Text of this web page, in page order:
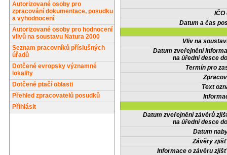
Autorizované osoby pro
zpracování dokumentace, posudku
a vyhodnocení
Autorizované osoby pro hodnocení
vlivů na soustavu Natura 2000
Seznam pracovníků příslušných
úřadů
Dotčené evropsky významné
lokality
Dotčené ptačí oblasti
Přehled zpracovatelů posudků
Přihlásit
IČO
Datum a čas
Vliv na
Datum zveřejnění
na úřední desce
Termín pro
Text
Datum zveřejnění závěrů
na úřední desce
Datum
Závěry
Informace o závěru